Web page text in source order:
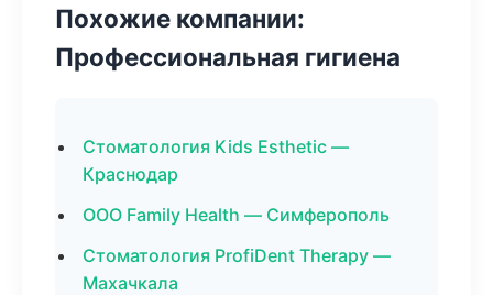
Похожие компании:
Профессиональная гигиена
Стоматология Kids Esthetic —
Краснодар
ООО Family Health — Симферополь
Стоматология ProfiDent Therapy —
Махачкала